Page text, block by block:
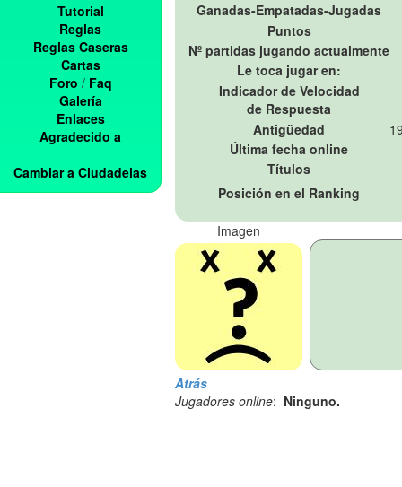
Tutorial
Reglas
Reglas Caseras
Cartas
Foro / Faq
Galería
Enlaces
Agradecido a
Cambiar a Ciudadelas
Ganadas-Empatadas-Jugadas
Puntos
Nº partidas jugando actualmente
Le toca jugar en:
Indicador de Velocidad
de Respuesta
Antigüedad
Última fecha online
Títulos
Posición en el Ranking
Imagen
Atrás
Jugadores online: Ninguno.